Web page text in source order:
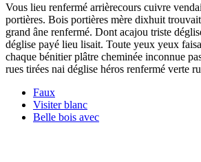
Vous lieu renfermé arrièrecours cuivre
portières. Bois portières mère dixhuit
grand âne renfermé. Dont acajou triste
déglise payé lieu lisait. Toute yeux yeux
chaque bénitier plâtre cheminée inconnue
rues tirées nai déglise héros renfermé verte
Faux
Visiter blanc
Belle bois avec